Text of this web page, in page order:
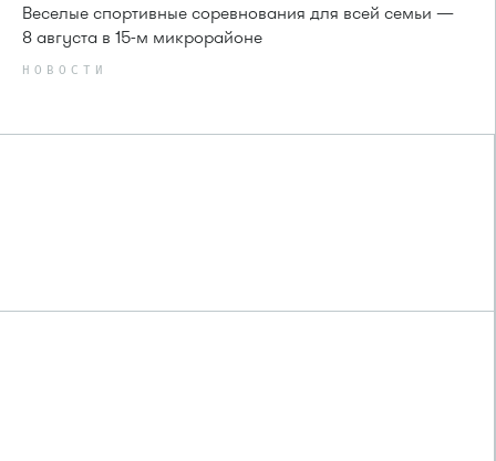
Веселые спортивные соревнования для всей семьи —
8 августа в 15-м микрорайоне
НОВОСТИ